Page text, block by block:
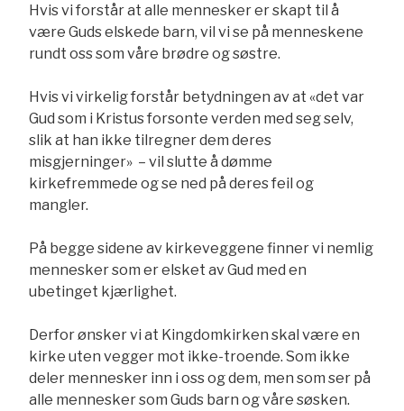
Hvis vi forstår at alle mennesker er skapt til å
være Guds elskede barn, vil vi se på menneskene
rundt oss som våre brødre og søstre.
Hvis vi virkelig forstår betydningen av at «det var
Gud som i Kristus forsonte verden med seg selv,
slik at han ikke tilregner dem deres
misgjerninger» – vil slutte å dømme
kirkefremmede og se ned på deres feil og
mangler.
På begge sidene av kirkeveggene finner vi nemlig
mennesker som er elsket av Gud med en
ubetinget kjærlighet.
Derfor ønsker vi at Kingdomkirken skal være en
kirke uten vegger mot ikke-troende. Som ikke
deler mennesker inn i oss og dem, men som ser på
alle mennesker som Guds barn og våre søsken.